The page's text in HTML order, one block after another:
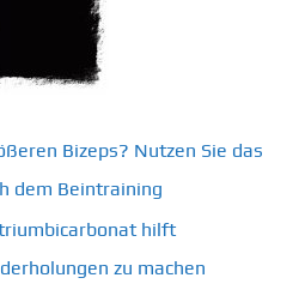
Bizeps? Nutzen Sie das
dem Beintraining
hilft
zu machen